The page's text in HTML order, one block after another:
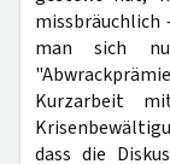
missbräuchlich
man sich
Kurzarbeit
dass die